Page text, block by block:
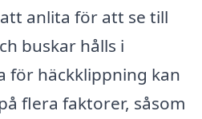
anlita för att se till
buskar hålls i
för häckklippning kan
flera faktorer, såsom